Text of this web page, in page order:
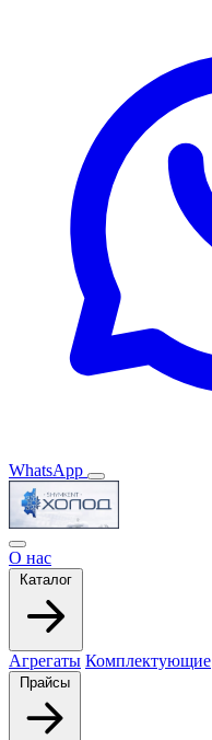
WhatsApp
О нас
Каталог
Агрегаты Комплектующие
Прайсы